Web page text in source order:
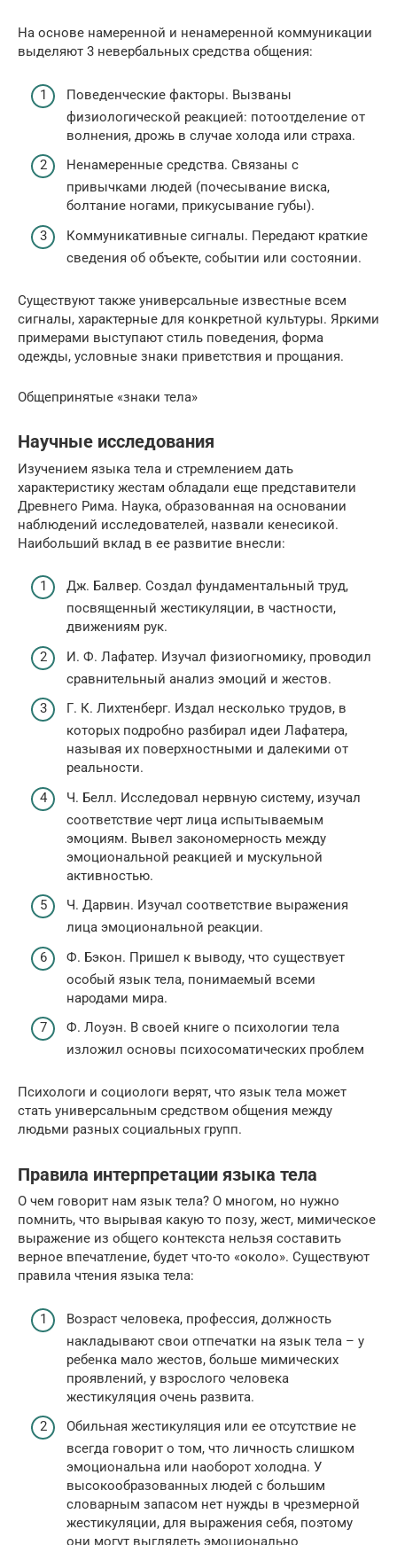
На основе намеренной и ненамеренной коммуникации
выделяют 3 невербальных средства общения:
Поведенческие факторы. Вызваны
физиологической реакцией: потоотделение от
волнения, дрожь в случае холода или страха.
Ненамеренные средства. Связаны с
привычками людей (почесывание виска,
болтание ногами, прикусывание губы).
Коммуникативные сигналы. Передают краткие
сведения об объекте, событии или состоянии.
Существуют также универсальные известные всем
сигналы, характерные для конкретной культуры. Яркими
примерами выступают стиль поведения, форма
одежды, условные знаки приветствия и прощания.
Общепринятые «знаки тела»
Научные исследования
Изучением языка тела и стремлением дать
характеристику жестам обладали еще представители
Древнего Рима. Наука, образованная на основании
наблюдений исследователей, назвали кенесикой.
Наибольший вклад в ее развитие внесли:
Дж. Балвер. Создал фундаментальный труд,
посвященный жестикуляции, в частности,
движениям рук.
И. Ф. Лафатер. Изучал физиогномику, проводил
сравнительный анализ эмоций и жестов.
Г. К. Лихтенберг. Издал несколько трудов, в
которых подробно разбирал идеи Лафатера,
называя их поверхностными и далекими от
реальности.
Ч. Белл. Исследовал нервную систему, изучал
соответствие черт лица испытываемым
эмоциям. Вывел закономерность между
эмоциональной реакцией и мускульной
активностью.
Ч. Дарвин. Изучал соответствие выражения
лица эмоциональной реакции.
Ф. Бэкон. Пришел к выводу, что существует
особый язык тела, понимаемый всеми
народами мира.
Ф. Лоуэн. В своей книге о психологии тела
изложил основы психосоматических проблем
Психологи и социологи верят, что язык тела может
стать универсальным средством общения между
людьми разных социальных групп.
Правила интерпретации языка тела
О чем говорит нам язык тела? О многом, но нужно
помнить, что вырывая какую то позу, жест, мимическое
выражение из общего контекста нельзя составить
верное впечатление, будет что-то «около». Существуют
правила чтения языка тела:
Возраст человека, профессия, должность
накладывают свои отпечатки на язык тела – у
ребенка мало жестов, больше мимических
проявлений, у взрослого человека
жестикуляция очень развита.
Обильная жестикуляция или ее отсутствие не
всегда говорит о том, что личность слишком
эмоциональна или наоборот холодна. У
высокообразованных людей с большим
словарным запасом нет нужды в чрезмерной
жестикуляции, для выражения себя, поэтому
они могут выглядеть эмоционально